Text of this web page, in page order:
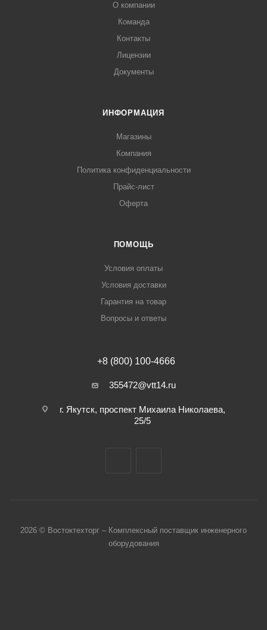
О компании
Команда
Контакты
Лицензии
Документы
ИНФОРМАЦИЯ
Магазины
Компания
Политика конфиденциальности
Прайс-лист
Оферта
ПОМОЩЬ
Условия оплаты
Условия доставки
Гарантия на товар
Вопросы и ответы
+8 (800) 100-4666
355472@vtt14.ru
г. Якутск, проспект Михаила Николаева,
25/5
2026 © Востоктехторг – Комплексный поставщик инженерного
оборудования